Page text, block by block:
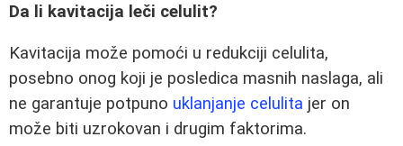
Da li kavitacija leči celulit?
Kavitacija može pomoći u redukciji celulita,
posebno onog koji je posledica masnih naslaga, ali
ne garantuje potpuno uklanjanje celulita jer on
može biti uzrokovan i drugim faktorima.